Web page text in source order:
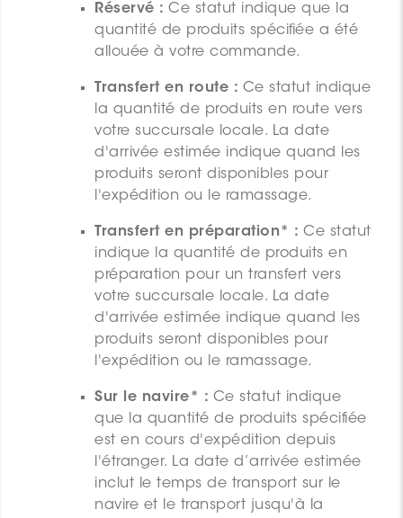
Réservé : Ce statut indique que la
quantité de produits spécifiée a été
allouée à votre commande.
Transfert en route : Ce statut indique
la quantité de produits en route vers
votre succursale locale. La date
d'arrivée estimée indique quand les
produits seront disponibles pour
l'expédition ou le ramassage.
Transfert en préparation* : Ce statut
indique la quantité de produits en
préparation pour un transfert vers
votre succursale locale. La date
d'arrivée estimée indique quand les
produits seront disponibles pour
l'expédition ou le ramassage.
Sur le navire* : Ce statut indique
que la quantité de produits spécifiée
est en cours d'expédition depuis
l'étranger. La date d’arrivée estimée
inclut le temps de transport sur le
navire et le transport jusqu'à la